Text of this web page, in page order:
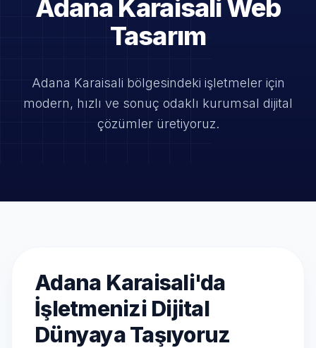
Adana Karaisali Web
Tasarım
Adana Karaisali bölgesindeki işletmeler için
modern, hızlı ve sonuç odaklı kurumsal dijital
çözümler üretiyoruz.
Adana Karaisali'da
İşletmenizi Dijital
Dünyaya Taşıyoruz